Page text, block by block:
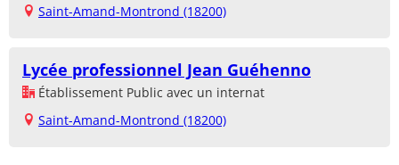
Saint-Amand-Montrond (18200)
Lycée professionnel Jean Guéhenno
Établissement Public avec un internat
Saint-Amand-Montrond (18200)